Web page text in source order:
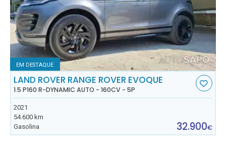
EM DESTAQUE
LAND ROVER RANGE ROVER EVOQUE
1.5 P160 R-DYNAMIC AUTO - 160CV - 5P
2021
54.600 km
Gasolina
32.900€